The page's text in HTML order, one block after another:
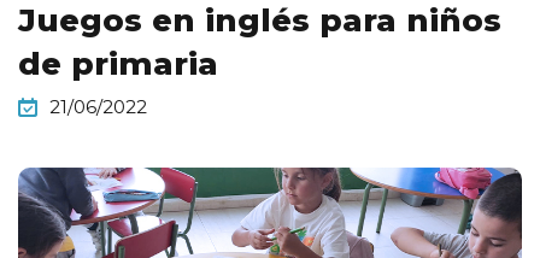
Juegos en inglés para niños
de primaria
21/06/2022